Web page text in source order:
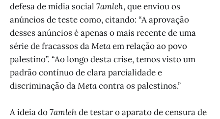
defesa de mídia social 7amleh, que enviou os
anúncios de teste como, citando: “A aprovação
desses anúncios é apenas o mais recente de uma
série de fracassos daMetaem relação ao povo
palestino”. “Ao longo desta crise, temos visto um
padrão contínuo de clara parcialidade e
discriminação daMetacontra os palestinos.”
A ideia do7amlehde testar o aparato de censura de